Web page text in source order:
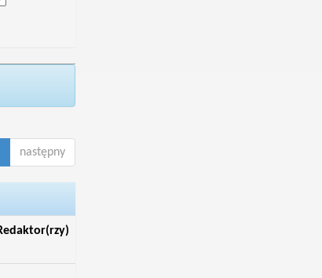
następny